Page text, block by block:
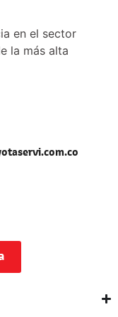
en el sector
la más alta